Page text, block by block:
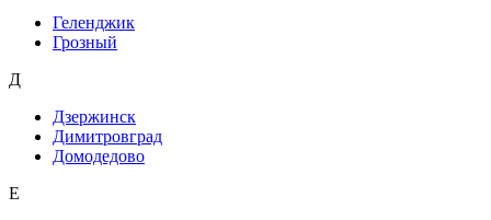
Геленджик
Грозный
Д
Дзержинск
Димитровград
Домодедово
Е